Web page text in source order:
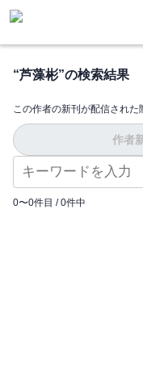
“芦藻彬”の検索結果
この作者の新刊が配信された
作者
0〜0件目 / 0件中